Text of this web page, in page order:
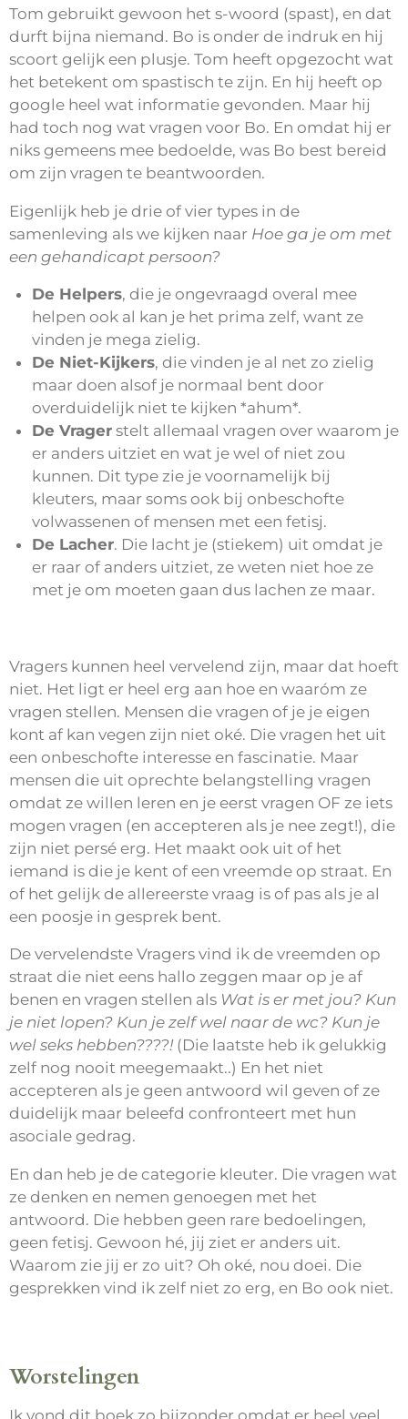
Tom gebruikt gewoon het s-woord (spast), en dat
durft bijna niemand. Bo is onder de indruk en hij
scoort gelijk een plusje. Tom heeft opgezocht wat
het betekent om spastisch te zijn. En hij heeft op
google heel wat informatie gevonden. Maar hij
had toch nog wat vragen voor Bo. En omdat hij er
niks gemeens mee bedoelde, was Bo best bereid
om zijn vragen te beantwoorden.
Eigenlijk heb je drie of vier types in de
samenleving als we kijken naar Hoe ga je om met
een gehandicapt persoon?
De Helpers, die je ongevraagd overal mee
helpen ook al kan je het prima zelf, want ze
vinden je mega zielig.
De Niet-Kijkers, die vinden je al net zo zielig
maar doen alsof je normaal bent door
overduidelijk niet te kijken *ahum*.
De Vrager stelt allemaal vragen over waarom je
er anders uitziet en wat je wel of niet zou
kunnen. Dit type zie je voornamelijk bij
kleuters, maar soms ook bij onbeschofte
volwassenen of mensen met een fetisj.
De Lacher. Die lacht je (stiekem) uit omdat je
er raar of anders uitziet, ze weten niet hoe ze
met je om moeten gaan dus lachen ze maar.
Vragers kunnen heel vervelend zijn, maar dat hoeft
niet. Het ligt er heel erg aan hoe en waaróm ze
vragen stellen. Mensen die vragen of je je eigen
kont af kan vegen zijn niet oké. Die vragen het uit
een onbeschofte interesse en fascinatie. Maar
mensen die uit oprechte belangstelling vragen
omdat ze willen leren en je eerst vragen OF ze iets
mogen vragen (en accepteren als je nee zegt!), die
zijn niet persé erg. Het maakt ook uit of het
iemand is die je kent of een vreemde op straat. En
of het gelijk de allereerste vraag is of pas als je al
een poosje in gesprek bent.
De vervelendste Vragers vind ik de vreemden op
straat die niet eens hallo zeggen maar op je af
benen en vragen stellen als Wat is er met jou? Kun
je niet lopen? Kun je zelf wel naar de wc? Kun je
wel seks hebben????!(Die laatste heb ik gelukkig
zelf nog nooit meegemaakt..) En het niet
accepteren als je geen antwoord wil geven of ze
duidelijk maar beleefd confronteert met hun
asociale gedrag.
En dan heb je de categorie kleuter. Die vragen wat
ze denken en nemen genoegen met het
antwoord. Die hebben geen rare bedoelingen,
geen fetisj. Gewoon hé, jij ziet er anders uit.
Waarom zie jij er zo uit? Oh oké, nou doei. Die
gesprekken vind ik zelf niet zo erg, en Bo ook niet.
Worstelingen